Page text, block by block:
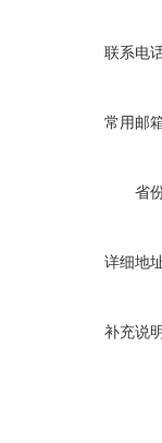
联系电
常用邮
省
详细地
补充说